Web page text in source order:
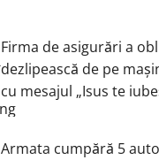
Firma de asigurări a
dezlipească de pe
cu mesajul „Isus te
Armata cumpără 5